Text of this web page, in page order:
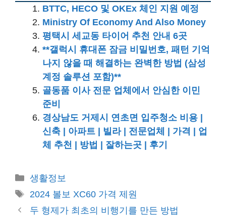
BTTC, HECO 및 OKEx 체인 지원 예정
Ministry Of Economy And Also Money
평택시 세교동 타이어 추천 안내 6곳
**갤럭시 휴대폰 잠금 비밀번호, 패턴 기억
나지 않을 때 해결하는 완벽한 방법 (삼성
계정 솔루션 포함)**
골동품 이사 전문 업체에서 안심한 이민
준비
경상남도 거제시 연초면 입주청소 비용 |
신축 | 아파트 | 빌라 | 전문업체 | 가격 | 업
체 추천 | 방법 | 잘하는곳 | 후기
카
테
생활정보
태
그
2024 볼보 XC60 가격 제원
두 형제가 최초의 비행기를 만든 방법